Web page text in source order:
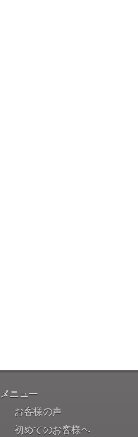
メニュー
お客様の声
初めてのお客様へ